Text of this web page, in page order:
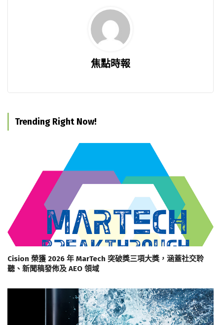
焦點時報
Trending Right Now!
Cision 榮獲 2026 年 MarTech 突破獎三項大獎，涵蓋社交聆
聽、新聞稿發佈及 AEO 領域